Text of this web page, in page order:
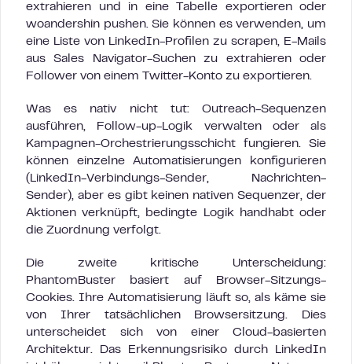
extrahieren und in eine Tabelle exportieren oder
woandershin pushen. Sie können es verwenden, um
eine Liste von LinkedIn-Profilen zu scrapen, E-Mails
aus Sales Navigator-Suchen zu extrahieren oder
Follower von einem Twitter-Konto zu exportieren.
Was es nativ nicht tut: Outreach-Sequenzen
ausführen, Follow-up-Logik verwalten oder als
Kampagnen-Orchestrierungsschicht fungieren. Sie
können einzelne Automatisierungen konfigurieren
(LinkedIn-Verbindungs-Sender, Nachrichten-
Sender), aber es gibt keinen nativen Sequenzer, der
Aktionen verknüpft, bedingte Logik handhabt oder
die Zuordnung verfolgt.
Die zweite kritische Unterscheidung:
PhantomBuster basiert auf Browser-Sitzungs-
Cookies. Ihre Automatisierung läuft so, als käme sie
von Ihrer tatsächlichen Browsersitzung. Dies
unterscheidet sich von einer Cloud-basierten
Architektur. Das Erkennungsrisiko durch LinkedIn